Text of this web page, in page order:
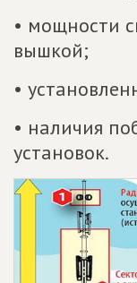
• мощности
вышкой;
•
• наличия
установок.